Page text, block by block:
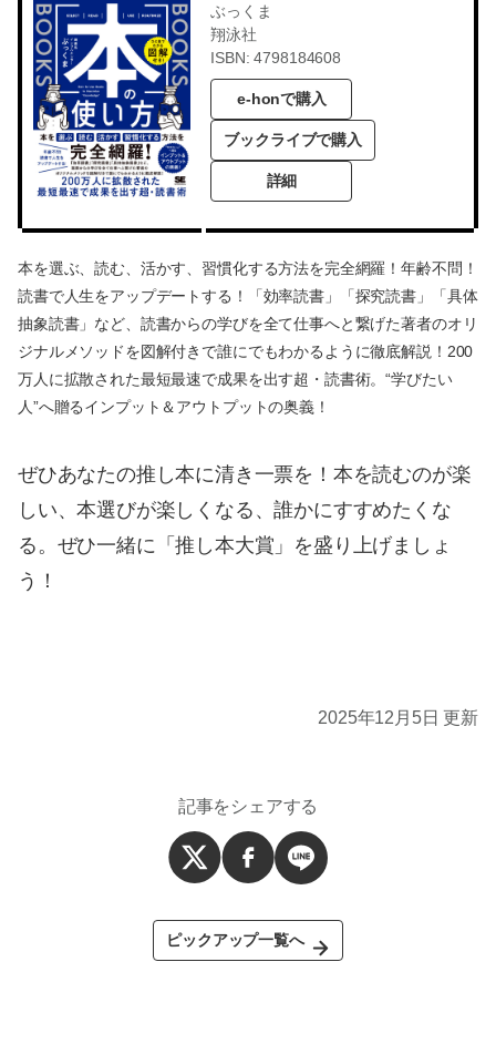
ぶっくま
翔泳社
ISBN: 4798184608
e-honで購入
ブックライブで購入
詳細
本を選ぶ、読む、活かす、習慣化する方法を完全網羅！年齢不問！
読書で人生をアップデートする！「効率読書」「探究読書」「具体
抽象読書」など、読書からの学びを全て仕事へと繋げた著者のオリ
ジナルメソッドを図解付きで誰にでもわかるように徹底解説！200
万人に拡散された最短最速で成果を出す超・読書術。“学びたい
人”へ贈るインプット＆アウトプットの奥義！
ぜひあなたの推し本に清き一票を！本を読むのが楽
しい、本選びが楽しくなる、誰かにすすめたくな
る。ぜひ一緒に「推し本大賞」を盛り上げましょ
う！
2025年12月5日 更新
記事をシェアする
ピックアップ一覧へ